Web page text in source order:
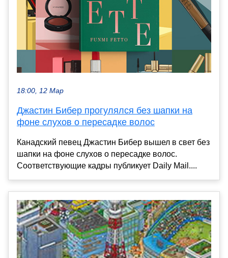
18:00, 12 Мар
Джастин Бибер прогулялся без шапки на
фоне слухов о пересадке волос
Канадский певец Джастин Бибер вышел в свет без
шапки на фоне слухов о пересадке волос.
Соответствующие кадры публикует Daily Mail....